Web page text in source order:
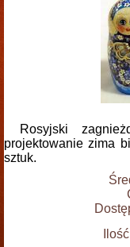
Rosyjski
projektowanie zima
sztuk.